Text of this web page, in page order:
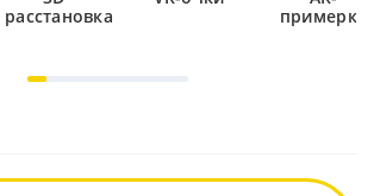
расстановка
примерка